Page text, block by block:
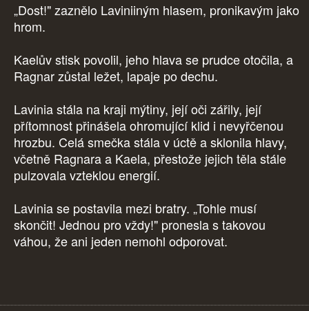
„Dost!" zaznělo Laviniiným hlasem, pronikavým jako
hrom.
Kaelův stisk povolil, jeho hlava se prudce otočila, a
Ragnar zůstal ležet, lapaje po dechu.
Lavinia stála na kraji mýtiny, její oči zářily, její
přítomnost přinášela ohromující klid i nevyřčenou
hrozbu. Celá smečka stála v úctě a sklonila hlavy,
včetně Ragnara a Kaela, přestože jejich těla stále
pulzovala vzteklou energií.
Lavinia se postavila mezi bratry. „Tohle musí
skončit! Jednou pro vždy!" pronesla s takovou
váhou, že ani jeden nemohl odporovat.